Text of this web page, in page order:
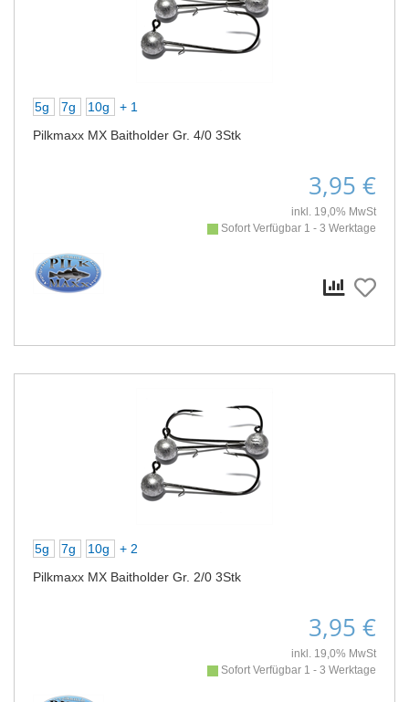
5g 7g 10g
+ 1
Pilkmaxx MX Baitholder Gr. 4/0 3Stk
3,95 €
inkl. 19,0% MwSt
Sofort Verfügbar 1 - 3 Werktage
5g 7g 10g
+ 2
Pilkmaxx MX Baitholder Gr. 2/0 3Stk
3,95 €
inkl. 19,0% MwSt
Sofort Verfügbar 1 - 3 Werktage